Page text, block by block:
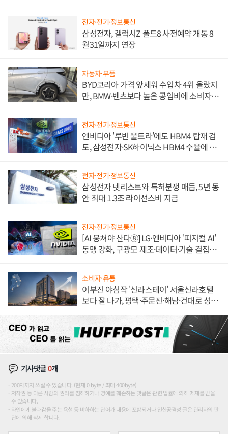
전자·전기·정보통신
삼성전자, 갤럭시Z 폴드8 사전예약 개통 8
월31일까지 연장
자동차·부품
BYD코리아 가격 앞세워 수입차 4위 올랐지
만, BMW·벤츠보다 높은 공임비에 소비자
전자·전기·정보통신
엔비디아 '루빈 울트라'에도 HBM4 탑재 검
토, 삼성전자·SK하이닉스 HBM4 수율에 주
전자·전기·정보통신
삼성전자 넷리스트와 특허분쟁 매듭, 5년 동
안 최대 1.3조 라이선스비 지급
전자·전기·정보통신
[AI 뭉쳐야 산다⑧] LG·엔비디아 '피지컬 AI'
동맹 강화, 구광모 제조·데이터·기술 결집
소비자·유통
이부진 야심작 '신라스테이' 서울신라호텔
보다 잘 나가, 평택·주문진·해남·건대로 성
기사댓글0개
200자까지 쓰실 수 있습니다. (현재 0 byte / 최대 400byte)
저작권 등 다른 사람의 권리를 침해하거나 명예를 훼손하는 댓글은 관련 법률에 의해 제재를 받을
수 있습니다.
타인에게 불쾌감을 주는 욕설 등 비하하는 단어가 내용에 포함되거나 인신공격성 글은 관리자의 판
단에 의해 삭제 합니다.